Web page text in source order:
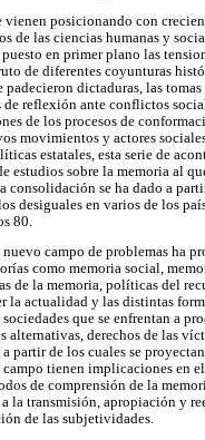
vienen posicionando con
de las ciencias humanas y
en primer plano las
de diferentes coyunturas
padecieron dictaduras, las
de reflexión ante conflictos
de los procesos de
movimientos y actores
estatales, esta serie de
estudios sobre la memoria al
consolidación se ha dado a
desiguales en varios de los
80.
campo de problemas ha
como memoria social,
de la memoria, políticas del
la actualidad y las distintas
que se enfrentan a
alternativas, derechos de las
partir de los cuales se
campo tienen implicaciones en
de comprensión de la
la transmisión, apropiación y
de las subjetividades.